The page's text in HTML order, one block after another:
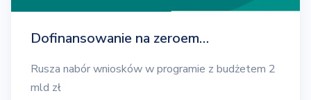
Dofinansowanie na zeroem…
Rusza nabór wniosków w programie z budżetem 2
mld zł